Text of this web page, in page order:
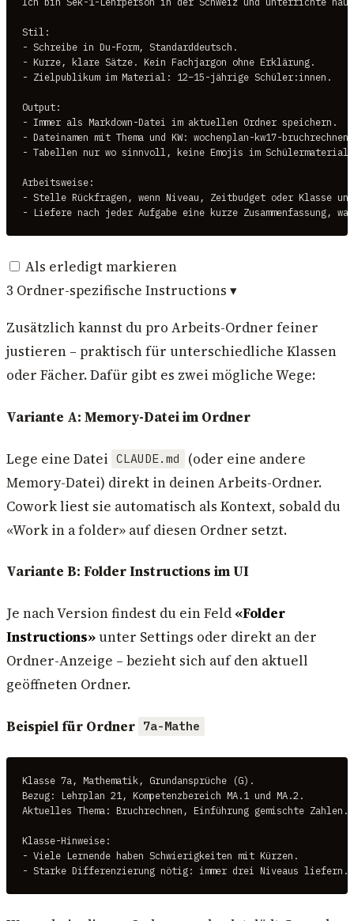
Stil:
- Schreibe in Du-Form, Standarddeutsch.
- Kurze, klare Sätze. Kein Fachjargon ohne Erklärung.
- Zielpublikum im Material: 12–15-jährige Schüler:innen.
Output:
- Immer als Markdown-Datei im aktuellen Ordner speichern.
- Dateinamen mit Thema und KW: wochenplan-kw17-
- Tabellen nur wo sinnvoll, keine Emojis im Schülermaterial.
Arbeitsweise:
- Stelle Rückfragen, wenn Niveau, Zeitbudget oder Klasse
- Liefere nach jeder Aufgabe eine kurze Zusammenfassung,
Als erledigt markieren
3 Ordner-spezifische Instructions ▾
Zusätzlich kannst du pro Arbeits-Ordner feiner
justieren – praktisch für unterschiedliche Klassen
oder Fächer. Dafür gibt es zwei mögliche Wege:
Variante A: Memory-Datei im Ordner
Lege eine Datei CLAUDE.md
(oder eine andere
Memory-Datei) direkt in deinen Arbeits-Ordner.
Cowork liest sie automatisch als Kontext, sobald du
«Work in a folder» auf diesen Ordner setzt.
Variante B: Folder Instructions im UI
Je nach Version findest du ein Feld «Folder
Instructions»unter Settings oder direkt an der
Ordner-Anzeige – bezieht sich auf den aktuell
geöffneten Ordner.
Beispiel für Ordner 7a-Mathe
Klasse 7a, Mathematik, Grundansprüche (G).
Bezug: Lehrplan 21, Kompetenzbereich MA.1 und MA.2.
Aktuelles Thema: Bruchrechnen, Einführung gemischte Zahlen.
Klasse-Hinweise:
- Viele Lernende haben Schwierigkeiten mit Kürzen.
- Starke Differenzierung nötig: immer drei Niveaus liefern.